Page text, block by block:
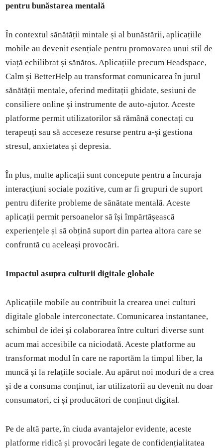
pentru bunăstarea mentală
În contextul sănătății mintale și al bunăstării, aplicațiile
mobile au devenit esențiale pentru promovarea unui stil de
viață echilibrat și sănătos. Aplicațiile precum Headspace,
Calm și BetterHelp au transformat comunicarea în jurul
sănătății mentale, oferind meditații ghidate, sesiuni de
consiliere online și instrumente de auto-ajutor. Aceste
platforme permit utilizatorilor să rămână conectați cu
terapeuți sau să acceseze resurse pentru a-și gestiona
stresul, anxietatea și depresia.
În plus, multe aplicații sunt concepute pentru a încuraja
interacțiuni sociale pozitive, cum ar fi grupuri de suport
pentru diferite probleme de sănătate mentală. Aceste
aplicații permit persoanelor să își împărtășească
experiențele și să obțină suport din partea altora care se
confruntă cu aceleași provocări.
Impactul asupra culturii digitale globale
Aplicațiile mobile au contribuit la crearea unei culturi
digitale globale interconectate. Comunicarea instantanee,
schimbul de idei și colaborarea între culturi diverse sunt
acum mai accesibile ca niciodată. Aceste platforme au
transformat modul în care ne raportăm la timpul liber, la
muncă și la relațiile sociale. Au apărut noi moduri de a crea
și de a consuma conținut, iar utilizatorii au devenit nu doar
consumatori, ci și producători de conținut digital.
Pe de altă parte, în ciuda avantajelor evidente, aceste
platforme ridică și provocări legate de confidențialitatea